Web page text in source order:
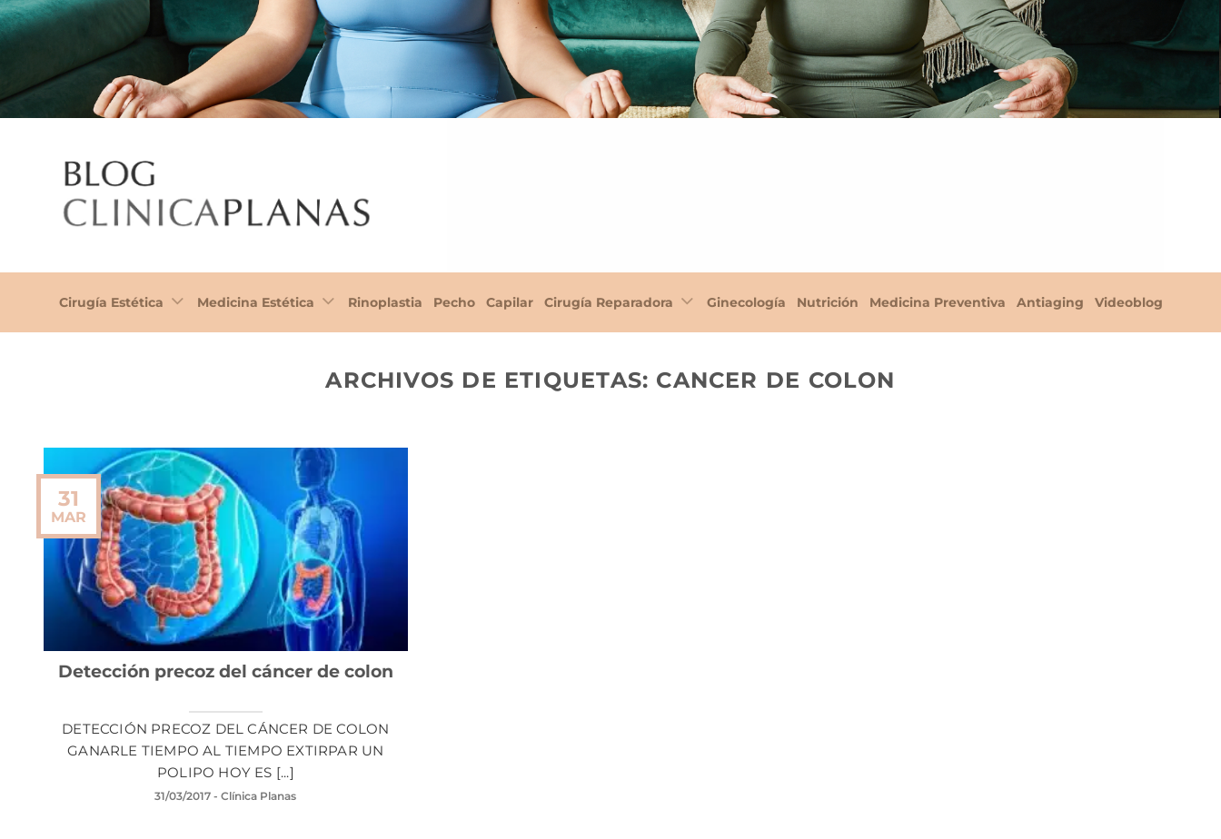
Cirugía Estética Medicina Estética Rinoplastia Pecho Capilar Cirugía Reparadora Ginecología Nutrición Medicina Preventiva Antiaging Videoblog
ARCHIVOS DE ETIQUETAS: CANCER DE COLON
Detección precoz del cáncer de colon
DETECCIÓN PRECOZ DEL CÁNCER DE COLON
GANARLE TIEMPO AL TIEMPO EXTIRPAR UN
POLIPO HOY ES [...]
31/03/2017 - Clínica Planas
31
MAR